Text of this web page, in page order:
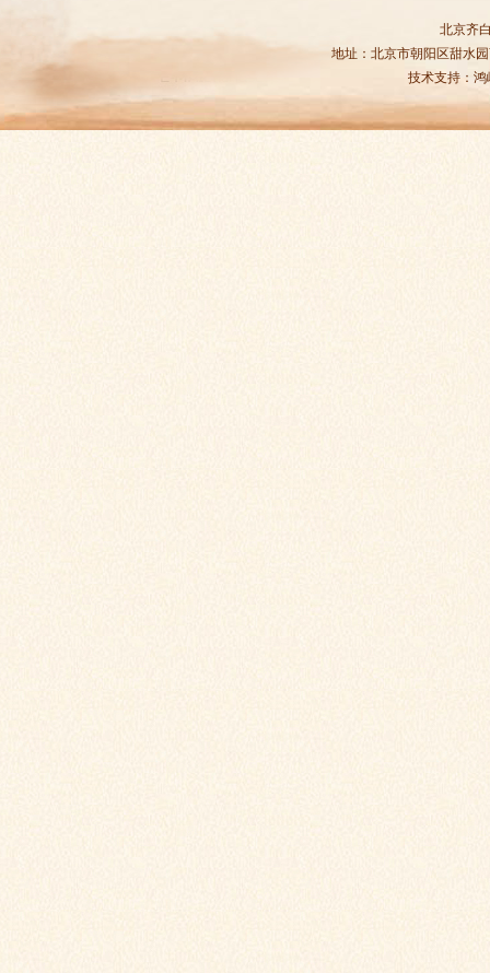
北京齐
地址：北京市朝阳区甜水
技术支持： 鸿